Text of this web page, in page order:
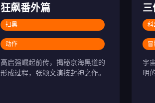
狂飙番外篇
扫黑
动作
高启强崛起前传，揭秘京海黑道的
形成过程，张颂文演技封神之作。
三
科
冒
宇
明